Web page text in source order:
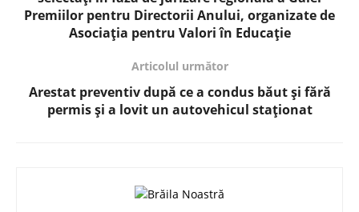
Premiilor pentru Directorii Anului, organizate de
Asociația pentru Valori în Educație
Articolul următor
Arestat preventiv după ce a condus băut și fără
permis și a lovit un autovehicul staționat